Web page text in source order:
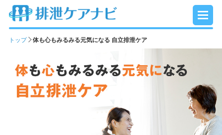
トップ 体も心もみるみる元気になる 自立排泄ケア